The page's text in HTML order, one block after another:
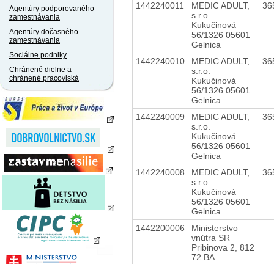
Agentúry podporovaného
zamestnávania
Agentúry dočasného
zamestnávania
Sociálne podniky
Chránené dielne a
chránené pracoviská
1442240011
MEDIC ADULT,
s.r.o.
Kukučinová
56/1326 05601
Gelnica
1442240010
MEDIC ADULT,
s.r.o.
Kukučinová
56/1326 05601
Gelnica
1442240009
MEDIC ADULT,
s.r.o.
Kukučinová
56/1326 05601
Gelnica
1442240008
MEDIC ADULT,
s.r.o.
Kukučinová
56/1326 05601
Gelnica
1442200006
Ministerstvo
vnútra SR
Pribinova 2, 812
72 BA